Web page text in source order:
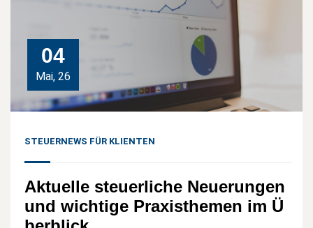
04
Mai, 26
STEUERNEWS FÜR KLIENTEN
Aktuelle steuerliche Neuerungen
und wichtige Praxisthemen im Ü